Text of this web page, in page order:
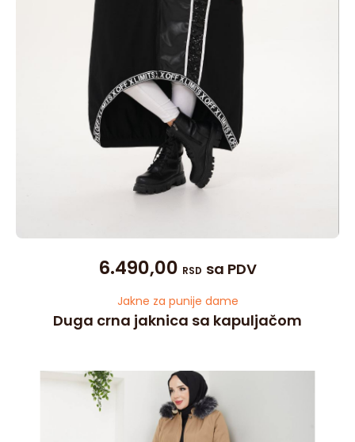
Jakne za punije dame
Duga crna jaknica sa kapuljačom
6.490,00 RSD sa PDV